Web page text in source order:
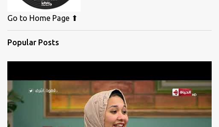
Go to Home Page ⬆
Popular Posts